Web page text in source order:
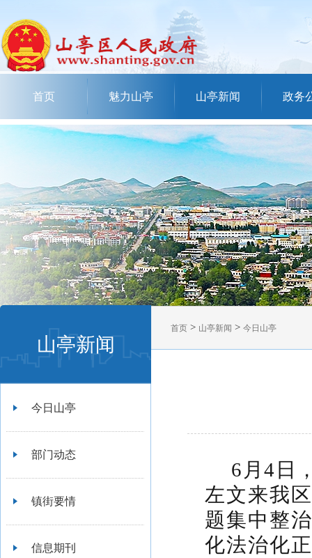
首页 魅力山亭 山亭新闻 政务
山亭新闻
今日山亭
部门动态
镇街要情
信息期刊
首页 > 山亭新闻 > 今日山亭
6月4日
左文来我
题集中整
化法治化